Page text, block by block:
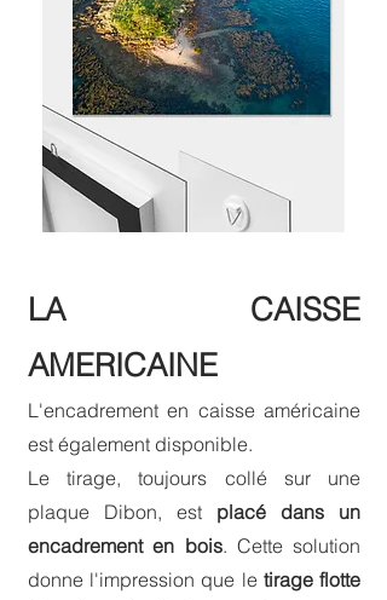
LA CAISSE
AMERICAINE
L'encadrement en caisse américaine
est également disponible.
Le tirage, toujours collé sur une
plaque Dibon, est placé dans un
encadrement en bois. Cette solution
donne l'impression que le tirage flotte